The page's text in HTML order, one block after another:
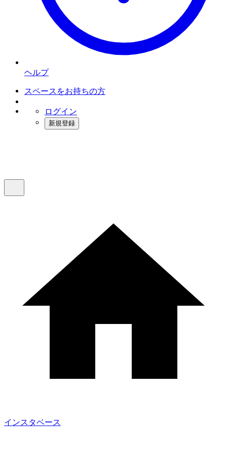
ヘルプ
スペースをお持ちの方
ログイン
新規登録
インスタベース